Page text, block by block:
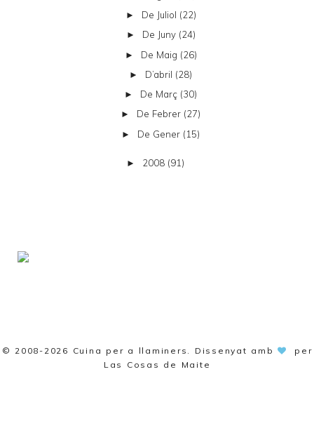
► De Juliol (22)
► De Juny (24)
► De Maig (26)
► D’abril (28)
► De Març (30)
► De Febrer (27)
► De Gener (15)
► 2008 (91)
© 2008-2026 Cuina per a llaminers . Dissenyat amb
per
Las Cosas de Maite